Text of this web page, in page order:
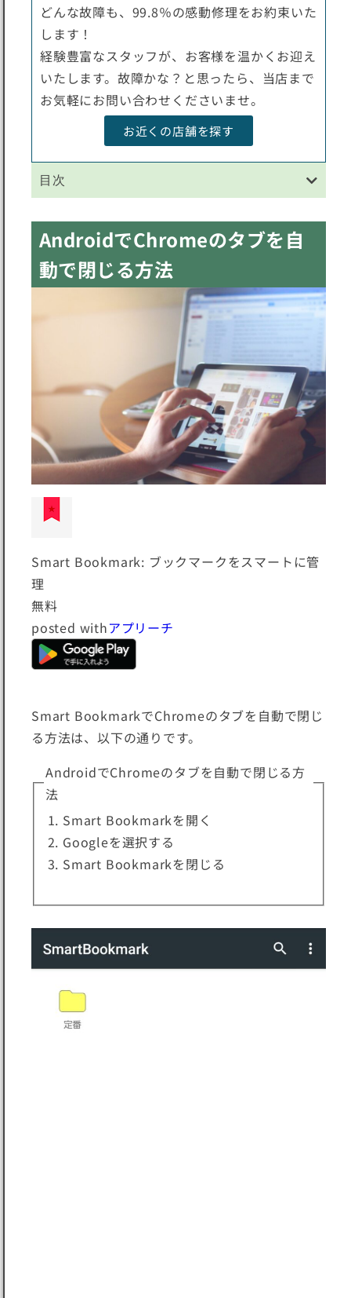
どんな故障も、99.8％の感動修理をお約束いた
します！
経験豊富なスタッフが、お客様を温かくお迎え
いたします。故障かな？と思ったら、当店まで
お気軽にお問い合わせくださいませ。
お近くの店舗を探す
目次
AndroidでChromeのタブを自
動で閉じる方法
Smart Bookmark: ブックマークをスマートに管
理
無料
posted withアプリーチ
Smart BookmarkでChromeのタブを自動で閉じ
る方法は、以下の通りです。
AndroidでChromeのタブを自動で閉じる方
法
Smart Bookmarkを開く
Googleを選択する
Smart Bookmarkを閉じる